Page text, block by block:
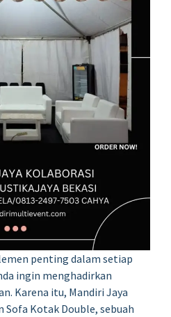
penting dalam setiap
ingin menghadirkan
Karena itu, Mandiri Jaya
Kotak Double, sebuah